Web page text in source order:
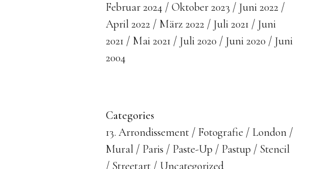
Februar 2024
Oktober 2023
Juni 2022
April 2022
März 2022 Juli 2021
Juni
2021
Mai 2021 Juli 2020 Juni 2020
Juni
2004
Categories
13. Arrondissement
Fotografie
London
Mural
Paris Paste-Up Pastup
Stencil
Streetart
Uncategorized